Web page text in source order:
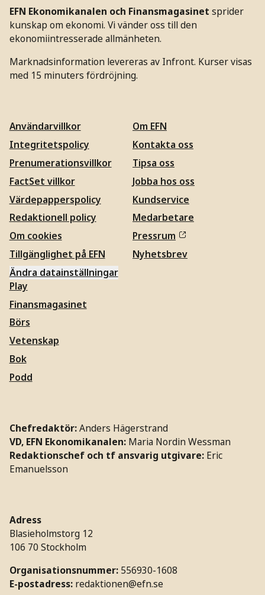
EFN Ekonomikanalen och Finansmagasinet sprider
kunskap om ekonomi. Vi vänder oss till den
ekonomiintresserade allmänheten.
Marknadsinformation levereras av Infront. Kurser visas
med 15 minuters fördröjning.
Användarvillkor
Integritetspolicy
Prenumerationsvillkor
FactSet villkor
Värdepapperspolicy
Redaktionell policy
Om cookies
Tillgänglighet på EFN
Ändra datainställningar
Om EFN
Kontakta oss
Tipsa oss
Jobba hos oss
Kundservice
Medarbetare
Pressrum
Nyhetsbrev
Play
Finansmagasinet
Börs
Vetenskap
Bok
Podd
Chefredaktör:Anders Hägerstrand
VD, EFN Ekonomikanalen: Maria Nordin Wessman
Redaktionschef och tf ansvarig utgivare: Eric
Emanuelsson
Adress
Blasieholmstorg 12
106 70 Stockholm
Organisationsnummer: 556930-1608
E-postadress: redaktionen@efn.se